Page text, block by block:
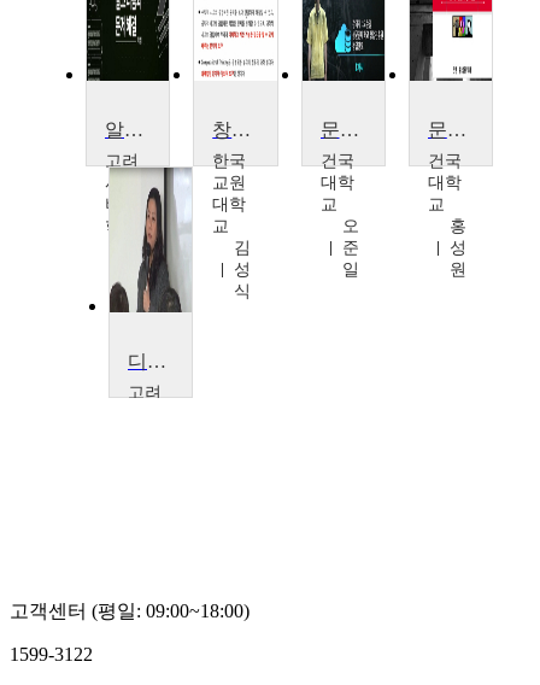
알고리즘과 문제해결
고려
사이
버대
학교
임
철
홍
창의적 문제해결
한국
교원
대학
교
김
성
식
문제해결 능력을 키워주기 위한 학습운영 방법
건국
대학
교
오
준
일
문제해결 역량개발
건국
대학
교
홍
성
원
디자인사고와 창의적 문제해결
고려
고객센터 (평일: 09:00~18:00)
1599-3122